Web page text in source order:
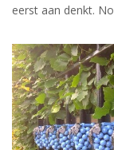
eerst aan denkt.